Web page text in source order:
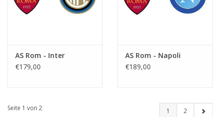
AS Rom - Inter
€179,00
AS Rom - Napoli
€189,00
Seite 1 von 2 1 2